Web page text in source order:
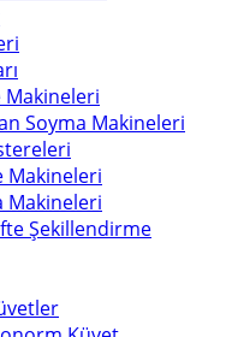
Makineleri
Soyma Makineleri
Makineleri
Makineleri
Şekillendirme